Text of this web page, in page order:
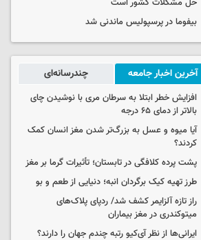
حل مشکلات کشور است
بیفوما در پرسپولیس ماندنی شد
آخرین اخبار جامعه چندرسانه‌ای
افزایش خطر ابتلا به سرطان مری با نوشیدن چای
بالاتر از دمای ۶۵ درجه
آیا میوه و عسل به بزرگ‌تر شدن مغز انسان کمک
کردند؟
پشت پرده کلافگی در تابستان؛ تأثیرات گرما بر مغز
طرز تهیه کیک برگردان انبه؛ دنیایی از طعم و بو
راز تازه آلزایمر کشف شد/ ردپای پلاک‌های
میتوکندری در مغز بیماران
ایرانی‌ها از نظر آی‌کیو رتبه چندم جهان را دارند؟